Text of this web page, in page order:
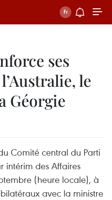
ses
le
Géorgie
Comité central du Parti
intérim des Affaires
(heure locale), à
avec la ministre